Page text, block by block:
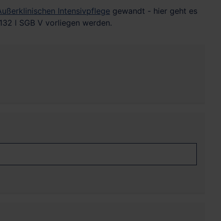
Intensivpflege gewandt - hier geht es
l SGB V vorliegen werden.